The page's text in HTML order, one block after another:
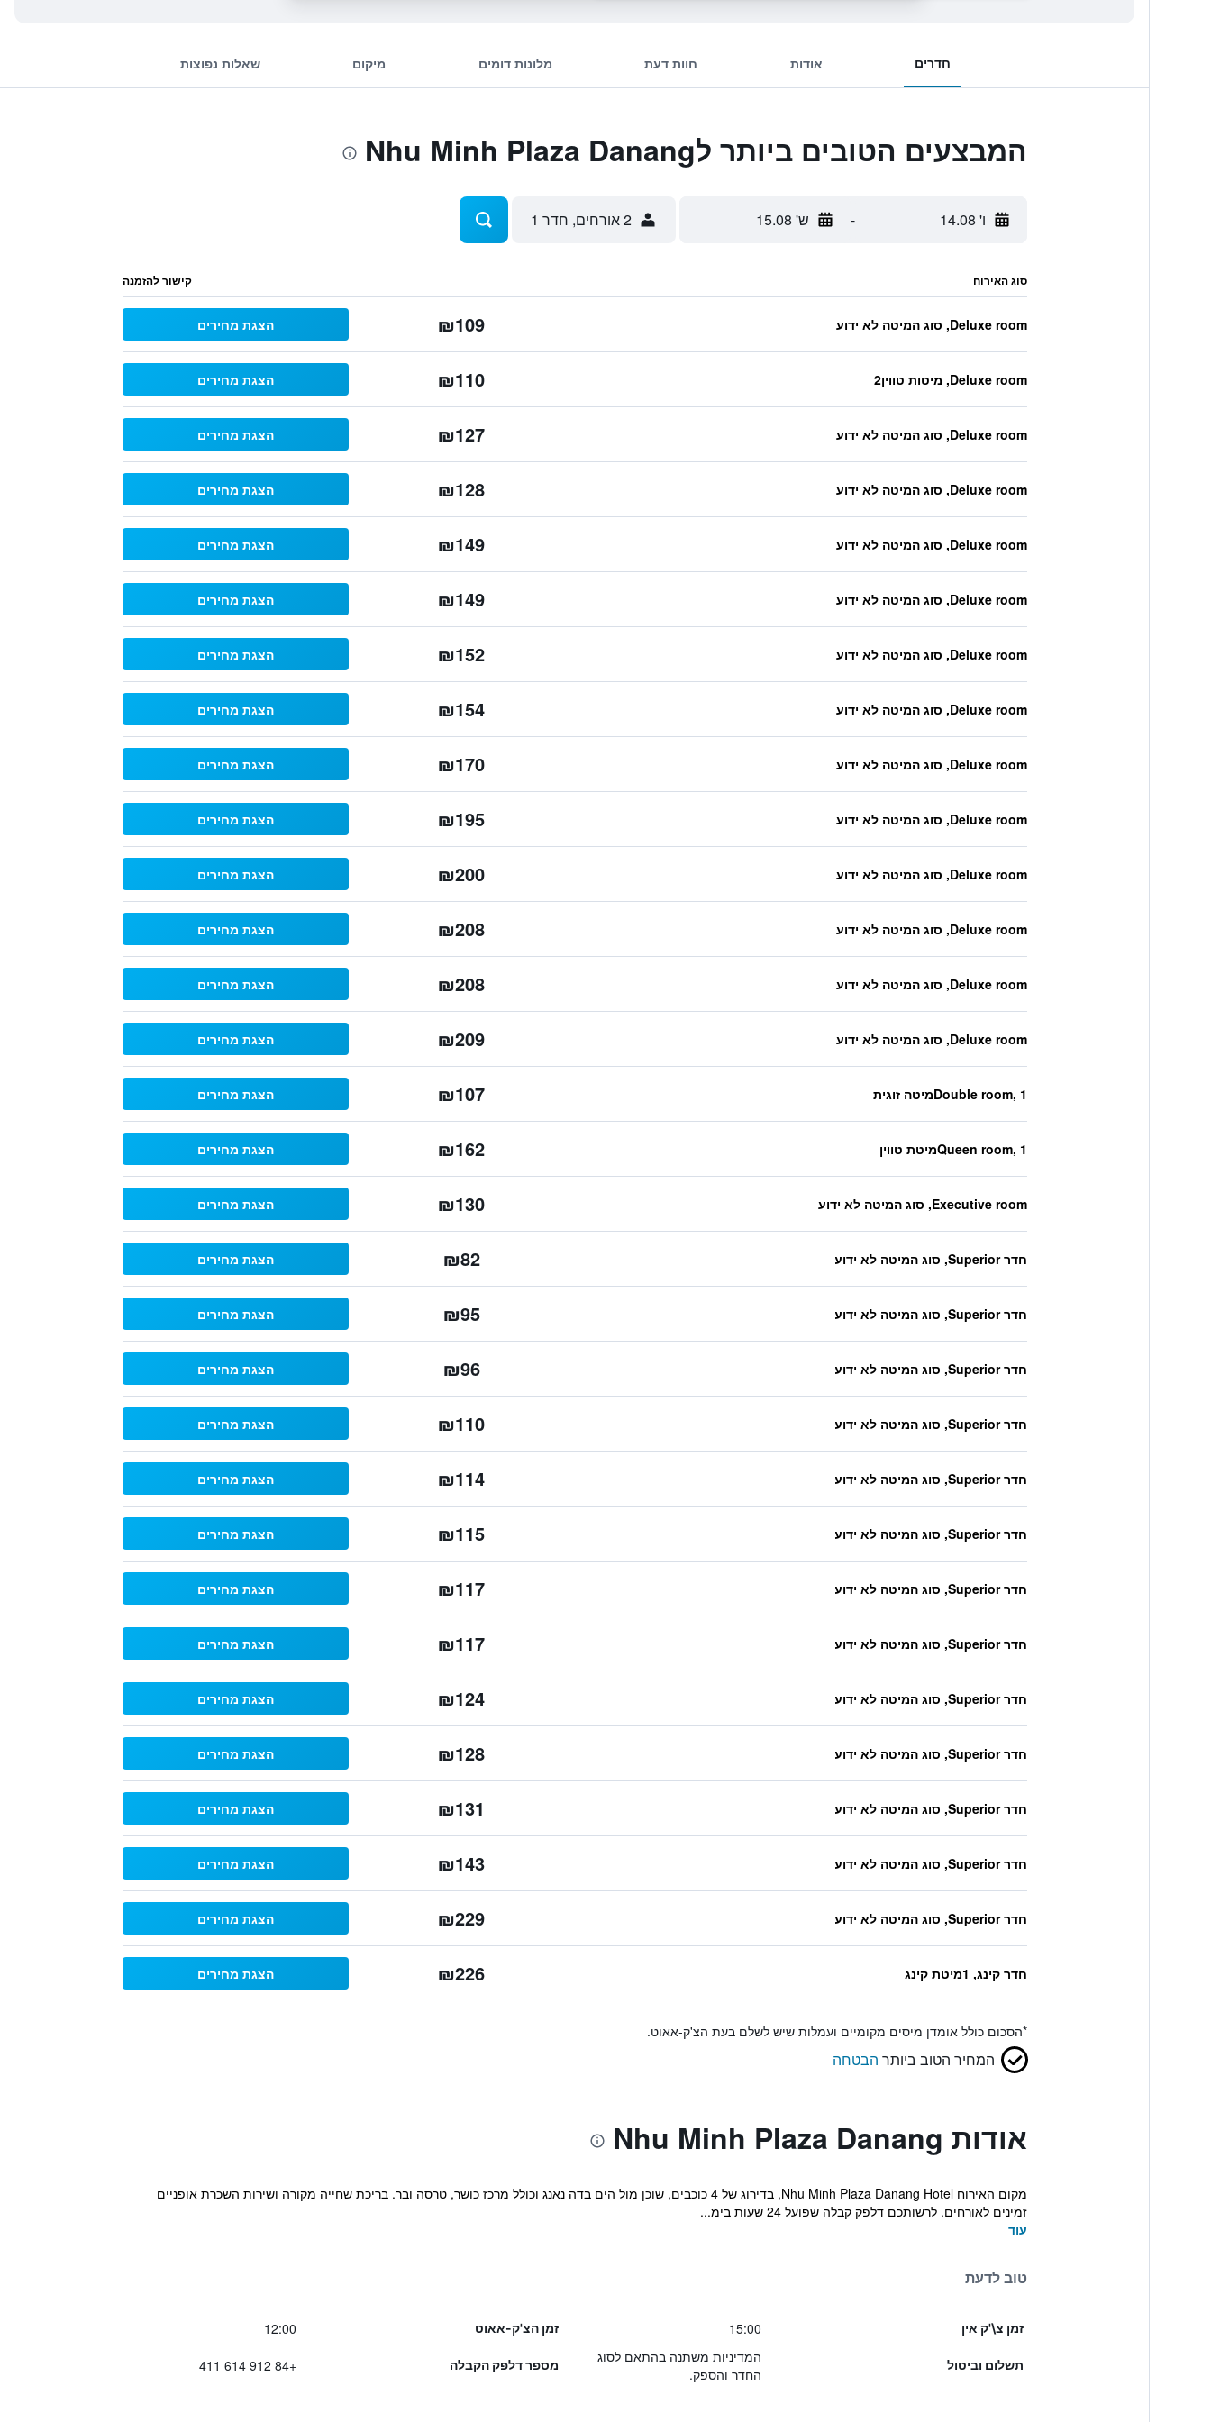
חדרים אודות חוות דעת מלונות דומים מיקום שאלות נפוצות
המבצעים הטובים ביותר לNhu Minh Plaza Danang
ו' 14.08 - ש' 15.08 2 אורחים, חדר 1
סוג האירוח קישור להזמנה
Deluxe room, סוג המיטה לא ידוע ₪109 הצגת מחירים
Deluxe room, מיטות טווין2 ₪110 הצגת מחירים
Deluxe room, סוג המיטה לא ידוע ₪127 הצגת מחירים
Deluxe room, סוג המיטה לא ידוע ₪128 הצגת מחירים
Deluxe room, סוג המיטה לא ידוע ₪149 הצגת מחירים
Deluxe room, סוג המיטה לא ידוע ₪149 הצגת מחירים
Deluxe room, סוג המיטה לא ידוע ₪152 הצגת מחירים
Deluxe room, סוג המיטה לא ידוע ₪154 הצגת מחירים
Deluxe room, סוג המיטה לא ידוע ₪170 הצגת מחירים
Deluxe room, סוג המיטה לא ידוע ₪195 הצגת מחירים
Deluxe room, סוג המיטה לא ידוע ₪200 הצגת מחירים
Deluxe room, סוג המיטה לא ידוע ₪208 הצגת מחירים
Deluxe room, סוג המיטה לא ידוע ₪208 הצגת מחירים
Deluxe room, סוג המיטה לא ידוע ₪209 הצגת מחירים
Double room, 1מיטה זוגית ₪107 הצגת מחירים
Queen room, 1מיטת טווין ₪162 הצגת מחירים
Executive room, סוג המיטה לא ידוע ₪130 הצגת מחירים
חדר Superior, סוג המיטה לא ידוע ₪82 הצגת מחירים
חדר Superior, סוג המיטה לא ידוע ₪95 הצגת מחירים
חדר Superior, סוג המיטה לא ידוע ₪96 הצגת מחירים
חדר Superior, סוג המיטה לא ידוע ₪110 הצגת מחירים
חדר Superior, סוג המיטה לא ידוע ₪114 הצגת מחירים
חדר Superior, סוג המיטה לא ידוע ₪115 הצגת מחירים
חדר Superior, סוג המיטה לא ידוע ₪117 הצגת מחירים
חדר Superior, סוג המיטה לא ידוע ₪117 הצגת מחירים
חדר Superior, סוג המיטה לא ידוע ₪124 הצגת מחירים
חדר Superior, סוג המיטה לא ידוע ₪128 הצגת מחירים
חדר Superior, סוג המיטה לא ידוע ₪131 הצגת מחירים
חדר Superior, סוג המיטה לא ידוע ₪143 הצגת מחירים
חדר Superior, סוג המיטה לא ידוע ₪229 הצגת מחירים
חדר קינג, 1מיטת קינג ₪226 הצגת מחירים
*הסכום כולל אומדן מיסים מקומיים ועמלות שיש לשלם בעת הצ'ק-אאוט.
המחיר הטוב ביותר הבטחה
אודות Nhu Minh Plaza Danang
מקום האירוח Nhu Minh Plaza Danang Hotel, בדירוג של 4 כוכבים, שוכן מול הים בדה נאנג וכולל מרכז כושר, טרסה ובר. בריכת שחייה מקורה ושירות השכרת אופניים
זמינים לאורחים. לרשותכם דלפק קבלה שפועל 24 שעות בימ...
עוד
טוב לדעת
זמן צ\'ק אין 15:00 זמן הצ'ק-אאוט 12:00
תשלום וביטול
המדיניות משתנה בהתאם לסוג
החדר והספק.
מספר דלפק הקבלה +84 912 614 411